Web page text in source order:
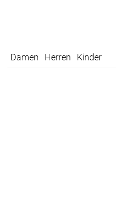
Damen Herren Kinder